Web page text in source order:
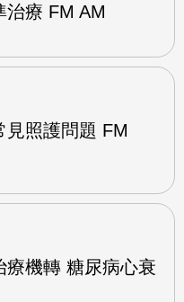
治療 FM AM
見照護問題 FM
療機轉 糖尿病心衰